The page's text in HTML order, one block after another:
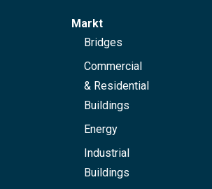
Markt
Bridges
Commercial
& Residential
Buildings
Energy
Industrial
Buildings